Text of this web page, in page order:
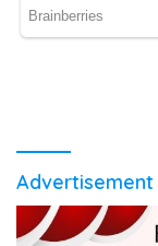
Advertisement